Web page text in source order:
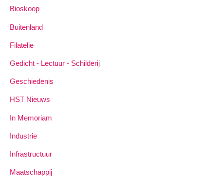
Bioskoop
Buitenland
Filatelie
Gedicht - Lectuur - Schilderij
Geschiedenis
HST Nieuws
In Memoriam
Industrie
Infrastructuur
Maatschappij